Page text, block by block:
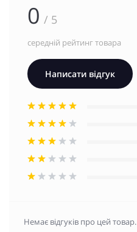
0 / 5
середній рейтинг товара
Написати відгук
Немає відгуків про цей товар.